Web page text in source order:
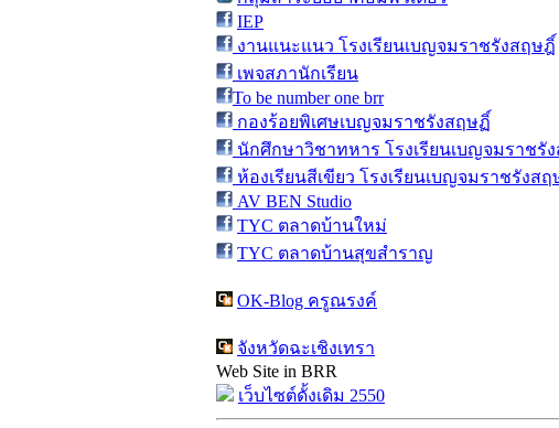
IEP
งานแนะแนว โรงเรียนเบญจมราชรังสฤษฎิ์
เพจสภานักเรียน
To be number one brr
กองร้อยพิเศษเบญจมราชรังสฤษฏิ์
นักศึกษาวิชาทหาร โรงเรียนเบญจมราชรั
ห้องเรียนสีเขียว โรงเรียนเบญจมราชรังสฤ
AV BEN Studio
TYC ตลาดบ้านใหม่
TYC ตลาดบ้านสุขสำราญ
OK-Blog ครูณรงค์
จังหวัดฉะเชิงเทรา
Web Site in BRR
เว็บไซต์ดั้งเดิม 2550